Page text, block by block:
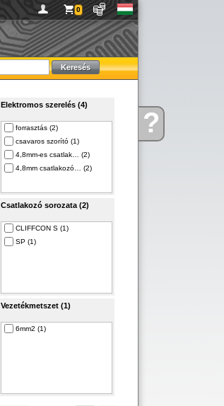
Kérdése?
0
Elektromos szerelés (4)
forrasztás (2)
csavaros szorító (1)
4,8mm-es csatlak… (2)
4,8mm csatlakozó… (2)
Csatlakozó sorozata (2)
CLIFFCON S (1)
SP (1)
Vezetékmetszet (1)
6mm2 (1)